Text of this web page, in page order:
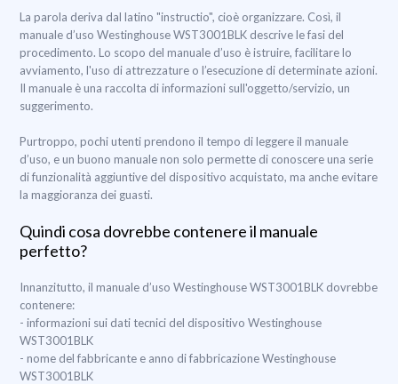
La parola deriva dal latino "instructio", cioè organizzare. Così, il
manuale d’uso Westinghouse WST3001BLK descrive le fasi del
procedimento. Lo scopo del manuale d’uso è istruire, facilitare lo
avviamento, l'uso di attrezzature o l’esecuzione di determinate azioni.
Il manuale è una raccolta di informazioni sull'oggetto/servizio, un
suggerimento.
Purtroppo, pochi utenti prendono il tempo di leggere il manuale
d’uso, e un buono manuale non solo permette di conoscere una serie
di funzionalità aggiuntive del dispositivo acquistato, ma anche evitare
la maggioranza dei guasti.
Quindi cosa dovrebbe contenere il manuale
perfetto?
Innanzitutto, il manuale d’uso Westinghouse WST3001BLK dovrebbe
contenere:
- informazioni sui dati tecnici del dispositivo Westinghouse
WST3001BLK
- nome del fabbricante e anno di fabbricazione Westinghouse
WST3001BLK